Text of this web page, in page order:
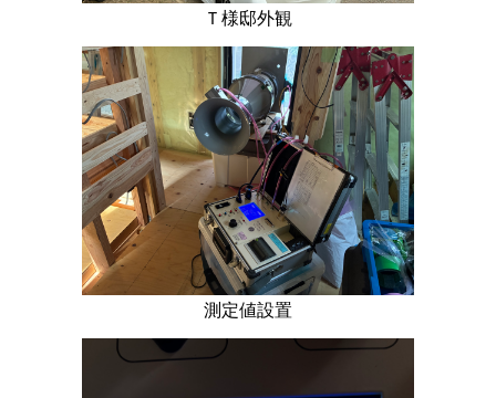
Ｔ様邸外観
測定値設置